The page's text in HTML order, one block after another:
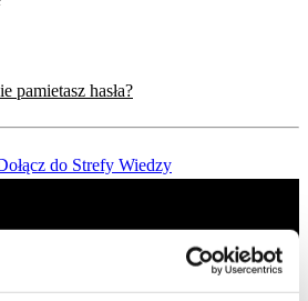
pamietasz hasła?
do Strefy Wiedzy